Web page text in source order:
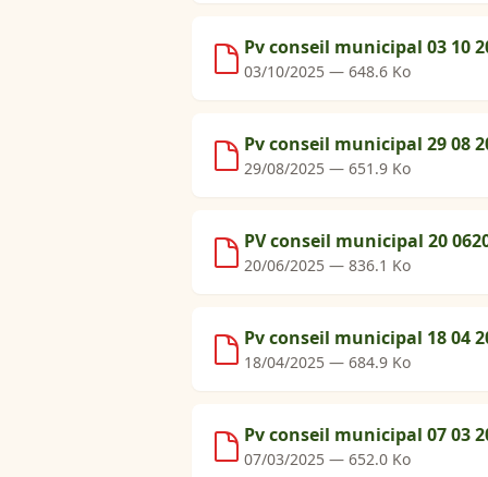
Pv conseil municipal 03 10
03/10/2025 — 648.6 Ko
Pv conseil municipal 29 08
29/08/2025 — 651.9 Ko
PV conseil municipal 20
20/06/2025 — 836.1 Ko
Pv conseil municipal 18 04
18/04/2025 — 684.9 Ko
Pv conseil municipal 07 03
07/03/2025 — 652.0 Ko